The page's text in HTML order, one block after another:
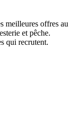
meilleures offres au
et pêche.
qui recrutent.